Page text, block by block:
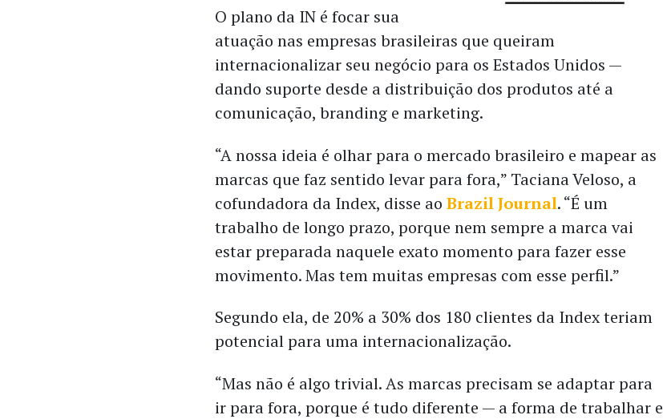
O plano da IN é focar sua
atuação nas empresas brasileiras que queiram
internacionalizar seu negócio para os Estados Unidos —
dando suporte desde a distribuição dos produtos até a
comunicação, branding e marketing.
“A nossa ideia é olhar para o mercado brasileiro e mapear as
marcas que faz sentido levar para fora,” Taciana Veloso, a
cofundadora da Index, disse aoBrazil Journal. “É um
trabalho de longo prazo, porque nem sempre a marca vai
estar preparada naquele exato momento para fazer esse
movimento. Mas tem muitas empresas com esse perfil.”
Segundo ela, de 20% a 30% dos 180 clientes da Index teriam
potencial para uma internacionalização.
“Mas não é algo trivial. As marcas precisam se adaptar para
ir para fora, porque é tudo diferente — a forma de trabalhar e